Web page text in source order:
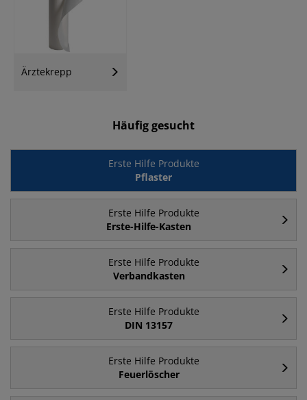
Ärztekrepp
Häufig gesucht
Erste Hilfe Produkte
Pflaster
Erste Hilfe Produkte
Erste-Hilfe-Kasten
Erste Hilfe Produkte
Verbandkasten
Erste Hilfe Produkte
DIN 13157
Erste Hilfe Produkte
Feuerlöscher